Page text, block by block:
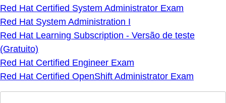
Red Hat Certified System Administrator Exam
Red Hat System Administration I
Red Hat Learning Subscription - Versão de teste
(Gratuito)
Red Hat Certified Engineer Exam
Red Hat Certified OpenShift Administrator Exam